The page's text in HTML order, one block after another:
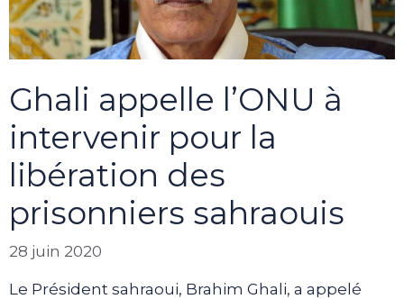
Ghali appelle l’ONU à
intervenir pour la
libération des
prisonniers sahraouis
28 juin 2020
Le Président sahraoui, Brahim Ghali, a appelé